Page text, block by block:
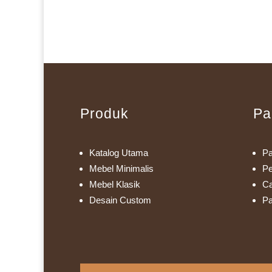
Produk
Katalog Utama
Mebel Minimalis
Mebel Klasik
Desain Custom